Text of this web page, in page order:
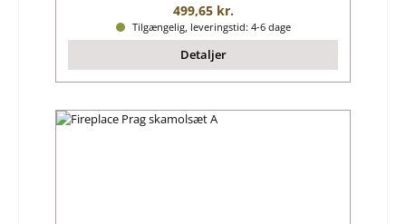
Almindelig pris:
499,65 kr.
Tilgængelig, leveringstid: 4-6 dage
Detaljer